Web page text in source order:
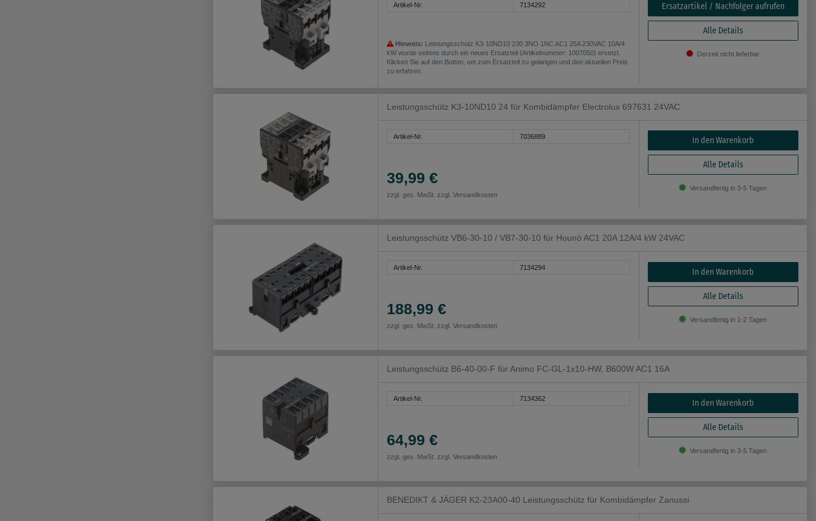
Artikel-Nr. 7134292
Hinweis: Leistungsschütz K3-10ND10 230 3NO 1NC AC1 25A 230VAC 10A/4
kW wurde seitens durch ein neues Ersatzteil (Artikelnummer: 1007050) ersetzt.
Klicken Sie auf den Button, um zum Ersatzteil zu gelangen und den aktuellen Preis
zu erfahren.
Ersatzartikel / Nachfolger aufrufen
Alle Details
Derzeit nicht lieferbar
Leistungsschütz K3-10ND10 24 für Kombidämpfer Electrolux 697631 24VAC
Artikel-Nr. 7036889
39,99 €
zzgl. ges. MwSt. zzgl. Versandkosten
In den Warenkorb
Alle Details
Versandfertig in 3-5 Tagen
Leistungsschütz VB6-30-10 / VB7-30-10 für Hounö AC1 20A 12A/4 kW 24VAC
Artikel-Nr. 7134294
188,99 €
zzgl. ges. MwSt. zzgl. Versandkosten
In den Warenkorb
Alle Details
Versandfertig in 1-2 Tagen
Leistungsschütz B6-40-00-F für Animo FC-GL-1x10-HW, B600W AC1 16A
Artikel-Nr. 7134362
64,99 €
zzgl. ges. MwSt. zzgl. Versandkosten
In den Warenkorb
Alle Details
Versandfertig in 3-5 Tagen
BENEDIKT & JÄGER K2-23A00-40 Leistungsschütz für Kombidämpfer Zanussi